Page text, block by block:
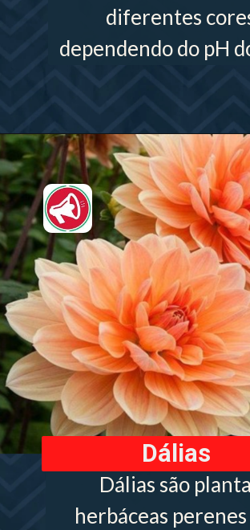
diferentes
dependendo do pH
Dálias são
herbáceas
Dálias